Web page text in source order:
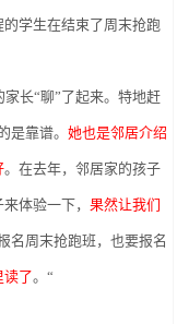
学生在结束了周末抢跑
家长“聊”了起来。特地赶
是靠谱。她也是邻居介绍
。在去年，邻居家的孩子
来体验一下，果然让我们
名周末抢跑班，也要报名
读了。“